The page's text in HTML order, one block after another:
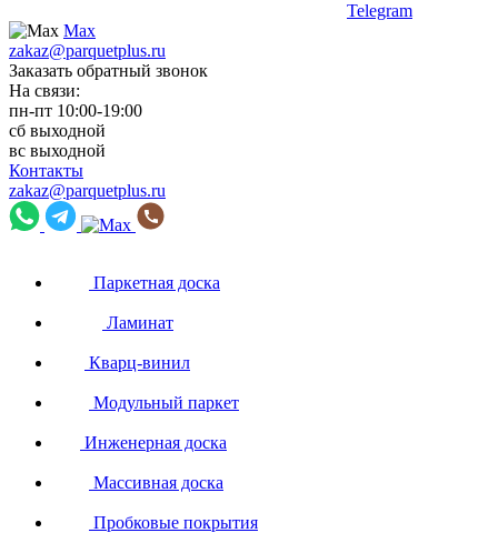
Telegram
Max
zakaz@parquetplus.ru
Заказать обратный звонок
На связи:
пн-пт 10:00-19:00
сб выходной
вс выходной
Контакты
zakaz@parquetplus.ru
Паркетная доска
Ламинат
Кварц-винил
Модульный паркет
Инженерная доска
Массивная доска
Пробковые покрытия